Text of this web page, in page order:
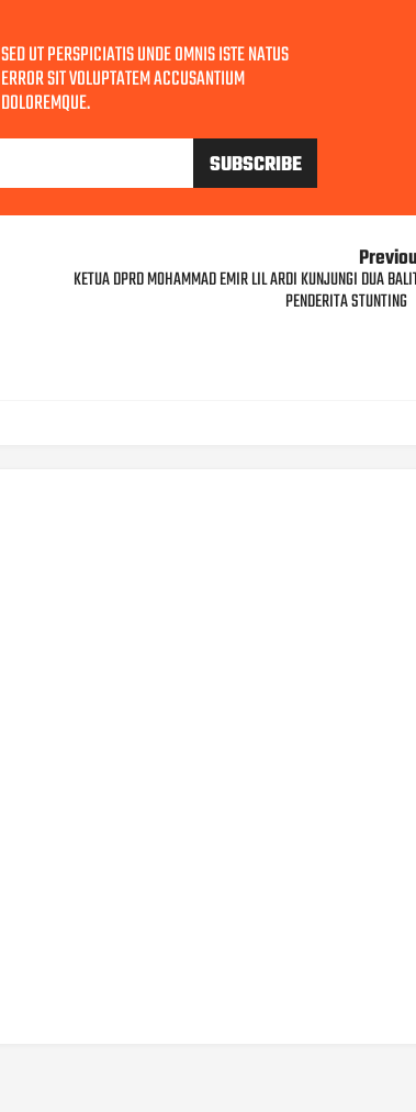
SED UT PERSPICIATIS UNDE OMNIS ISTE NATUS
ERROR SIT VOLUPTATEM ACCUSANTIUM
DOLOREMQUE.
KETUA DPRD MOHAMMAD EMIR LIL ARDI KUNJUNGI DUA
PENDERITA STUNTING